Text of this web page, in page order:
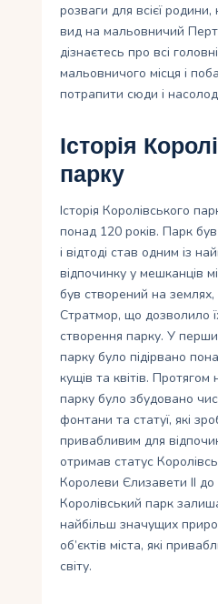
розваги для всієї родини,
вид на мальовничий
дізнаєтесь про всі
мальовничого місця і
потрапити сюди і
Історія
парку
Історія Королівського
понад 120 років. Парк
і відтоді став одним із
відпочинку у мешканців
був створений на
Стратмор, що дозволило
створення парку. У
парку було підірвано
кущів та квітів. Протягом
парку було збудовано
фонтани та статуї, які
привабливим для
отримав статус
Королеви Єлизавети II до
Королівський парк
найбільш значущих
об’єктів міста, які
світу.